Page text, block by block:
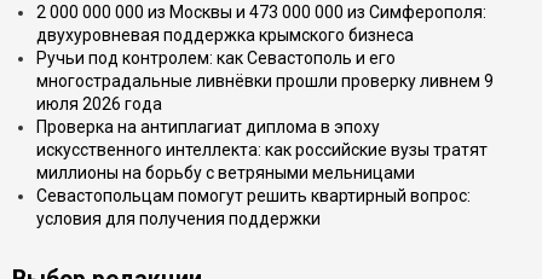
2 000 000 000 из Москвы и 473 000 000 из Симферополя:
двухуровневая поддержка крымского бизнеса
Ручьи под контролем: как Севастополь и его
многострадальные ливнёвки прошли проверку ливнем 9
июля 2026 года
Проверка на антиплагиат диплома в эпоху
искусственного интеллекта: как российские вузы тратят
миллионы на борьбу с ветряными мельницами
Севастопольцам помогут решить квартирный вопрос:
условия для получения поддержки